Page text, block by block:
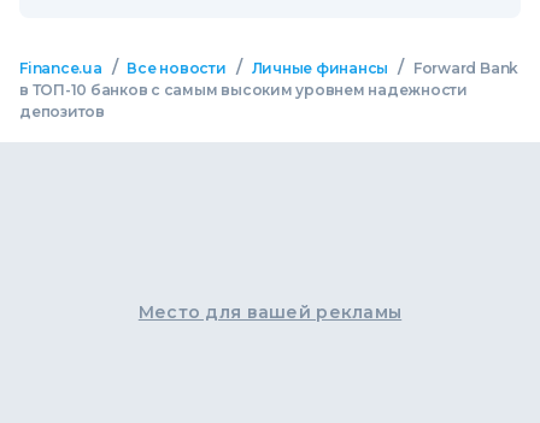
Finance.ua / Все новости / Личные финансы /
Forward Bank
в ТОП-10 банков с самым высоким уровнем надежности
депозитов
Место для вашей рекламы